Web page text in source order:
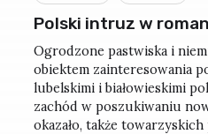
Polski intruz w
Ogrodzone pastwiska i
obiektem zainteresowania
lubelskimi i białowieskimi
zachód w poszukiwaniu
okazało, także